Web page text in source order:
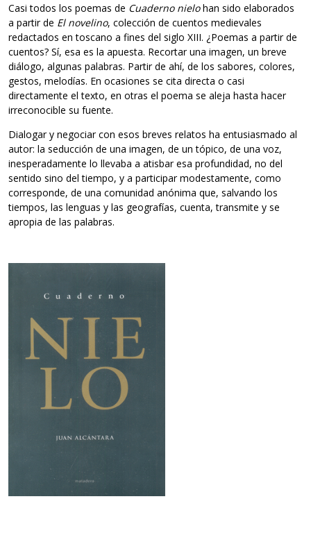
Casi todos los poemas de Cuaderno nielohan sido elaborados
a partir de El novelino, colección de cuentos medievales
redactados en toscano a fines del siglo XIII. ¿Poemas a partir de
cuentos? Sí, esa es la apuesta. Recortar una imagen, un breve
diálogo, algunas palabras. Partir de ahí, de los sabores, colores,
gestos, melodías. En ocasiones se cita directa o casi
directamente el texto, en otras el poema se aleja hasta hacer
irreconocible su fuente.
Dialogar y negociar con esos breves relatos ha entusiasmado al
autor: la seducción de una imagen, de un tópico, de una voz,
inesperadamente lo llevaba a atisbar esa profundidad, no del
sentido sino del tiempo, y a participar modestamente, como
corresponde, de una comunidad anónima que, salvando los
tiempos, las lenguas y las geografías, cuenta, transmite y se
apropia de las palabras.